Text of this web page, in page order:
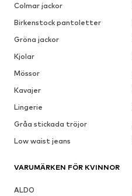
Colmar jackor
Birkenstock pantoletter
Gröna jackor
Kjolar
Mössor
Kavajer
Lingerie
Gråa stickada tröjor
Low waist jeans
VARUMÄRKEN FÖR KVINNOR
ALDO